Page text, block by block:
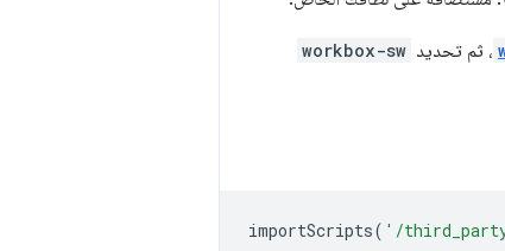
، ثم تحديد workbox-sw
importScripts( '/